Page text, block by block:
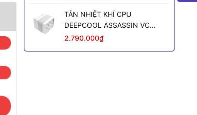
TẢN NHIỆT KHÍ CPU
DEEPCOOL ASSASSIN VC
ELITE WH WH (MÀU TRẮNG)
2.790.000₫